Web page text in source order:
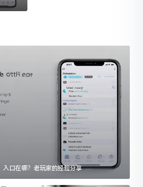
口在哪？老玩家的经验分享